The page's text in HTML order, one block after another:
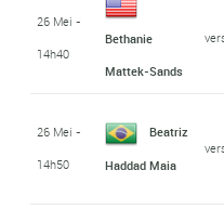
26 Mei -
14h40
Bethanie
Mattek-Sands
26 Mei -
14h50
Beatriz
Haddad Maia